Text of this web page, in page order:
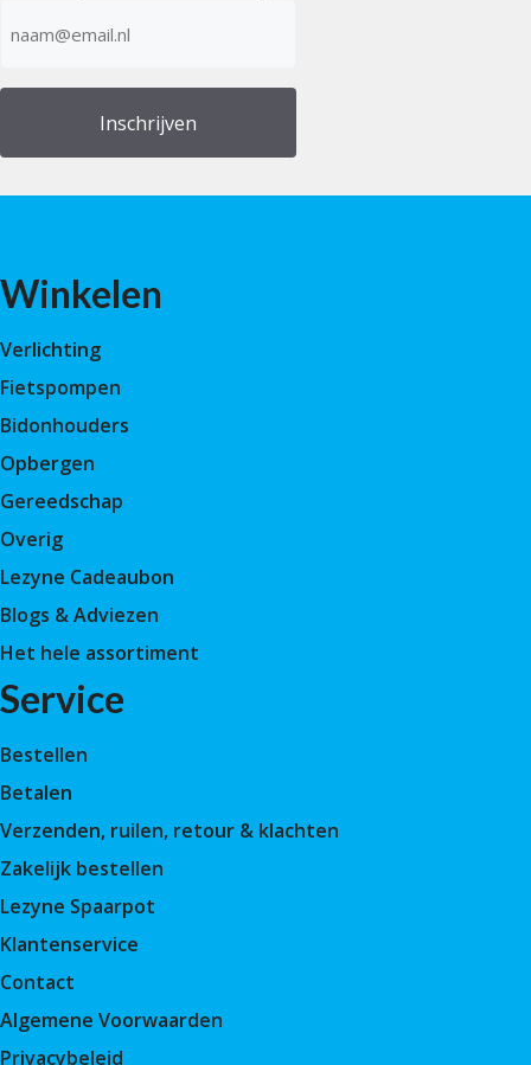
mailadres
Winkelen
Verlichting
Fietspompen
Bidonhouders
Opbergen
Gereedschap
Overig
Lezyne Cadeaubon
Blogs & Adviezen
Het hele assortiment
Service
Bestellen
Betalen
Verzenden, ruilen, retour & klachten
Zakelijk bestellen
Lezyne Spaarpot
Klantenservice
Contact
Algemene Voorwaarden
Privacybeleid